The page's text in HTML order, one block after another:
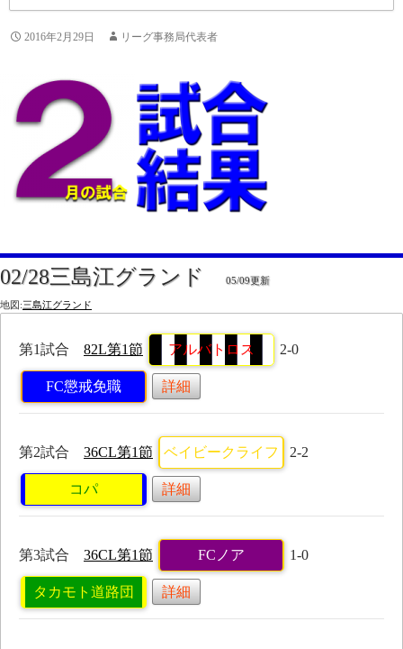
2016年2月29日 リーグ事務局代表者
02/28三島江グランド 05/09更新
地図:三島江グランド
第1試合 82L第1節 アルバトロス 2-0
FC懲戒免職 詳細
第2試合 36CL第1節 ベイビークライフ 2-2
コパ 詳細
第3試合 36CL第1節 FCノア 1-0
タカモト道路団 詳細